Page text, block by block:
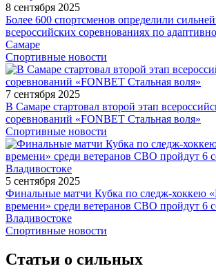
8 сентября 2025
Более 600 спортсменов определили
всероссийских соревнованиях по
Самаре
Спортивные новости
7 сентября 2025
В Самаре стартовал второй этап
соревнований «FONBET Стальная воля»
Спортивные новости
5 сентября 2025
Финальные матчи Кубка по следж-хоккею
времени» среди ветеранов СВО пройдут 6
Владивостоке
Спортивные новости
Статьи о сильных